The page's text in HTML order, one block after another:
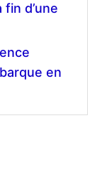
d’une
en